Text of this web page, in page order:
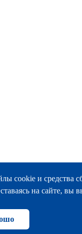
cookie и средства
на сайте, вы